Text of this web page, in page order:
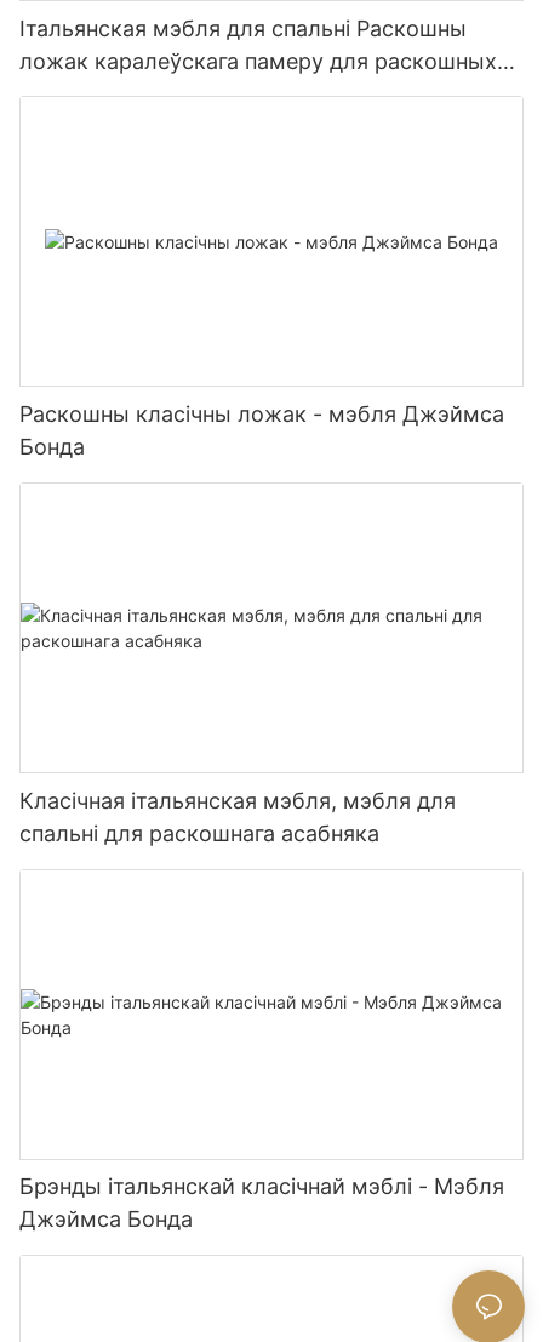
Італьянская мэбля для спальні Раскошны
ложак каралеўскага памеру для раскошных
віл
Раскошны класічны ложак - мэбля Джэймса
Бонда
Класічная італьянская мэбля, мэбля для
спальні для раскошнага асабняка
Брэнды італьянскай класічнай мэблі - Мэбля
Джэймса Бонда